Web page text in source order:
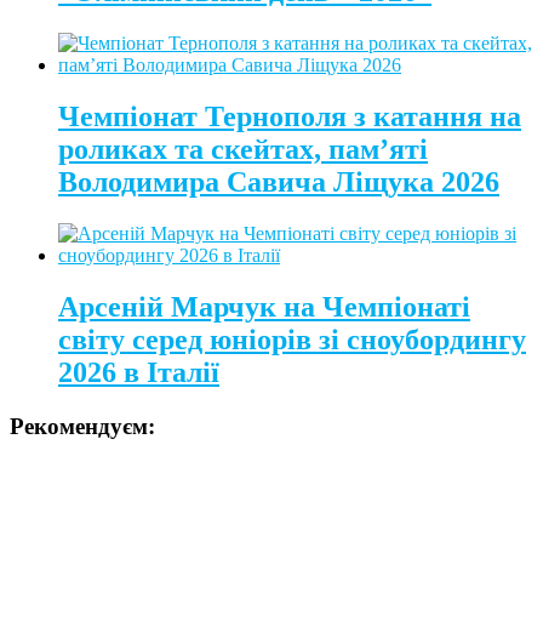
Чемпіонат Тернополя з катання на
роликах та скейтах, пам’яті
Володимира Савича Ліщука 2026
Арсеній Марчук на Чемпіонаті
світу серед юніорів зі сноубордингу
2026 в Італії
Рекомендуєм: